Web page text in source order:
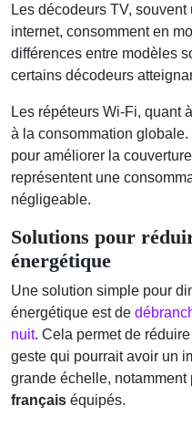
Les décodeurs TV,
internet, consomment en
différences entre modèles
certains décodeurs
Les répéteurs Wi-Fi, quant
à la consommation
pour améliorer la
représentent une
négligeable.
Solutions pour
énergétique
Une solution simple pour
énergétique est de
nuit. Cela permet de
geste qui pourrait avoir un
grande échelle, notamment
français équipés.